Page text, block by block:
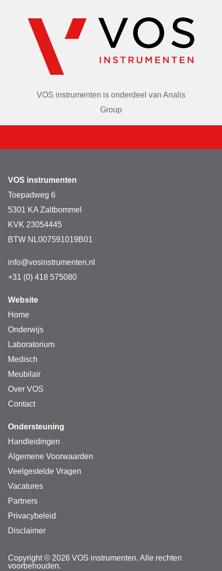
VOS instrumenten is onderdeel van Analis
Group
VOS instrumenten
Toepadweg 6
5301 KA Zaltbommel
KVK 23054445
BTW NL007591019B01
info@vosinstrumenten.nl
+31 (0) 418 575080
Website
Home
Onderwijs
Laboratorium
Medisch
Meubilair
Over VOS
Contact
Ondersteuning
Handleidingen
Algemene Voorwaarden
Veelgestelde Vragen
Vacatures
Partners
Privacybeleid
Disclaimer
Copyright © 2026 VOS instrumenten. Alle rechten
voorbehouden.